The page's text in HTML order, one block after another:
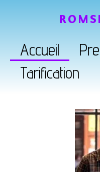
Accueil
Tarification